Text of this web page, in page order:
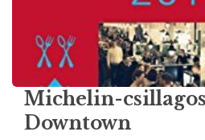
Michelin-csillagos
Downtown